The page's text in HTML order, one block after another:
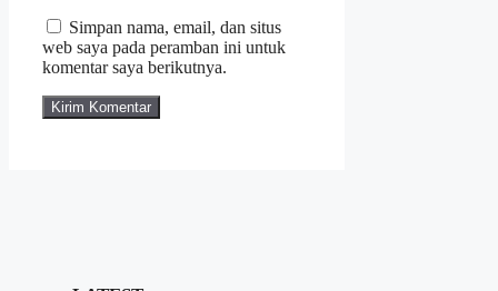
Simpan nama, email, dan situs
web saya pada peramban ini untuk
komentar saya berikutnya.